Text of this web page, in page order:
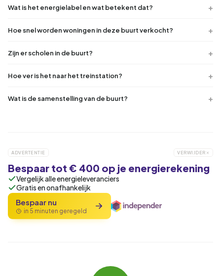
Wat is het energielabel en wat betekent dat?
Hoe snel worden woningen in deze buurt verkocht?
Zijn er scholen in de buurt?
Hoe ver is het naar het treinstation?
Wat is de samenstelling van de buurt?
ADVERTENTIE VERWIJDER
Bespaar tot € 400 op je energierekening
Vergelijk alle energieleveranciers
Gratis en onafhankelijk
Bespaar nu
in 5 minuten geregeld